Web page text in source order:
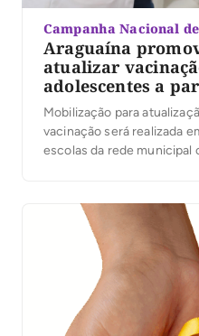
Campanha Nacional
Araguaína
atualizar
adolescentes a
Mobilização para
vacinação será realizada
escolas da rede municipal